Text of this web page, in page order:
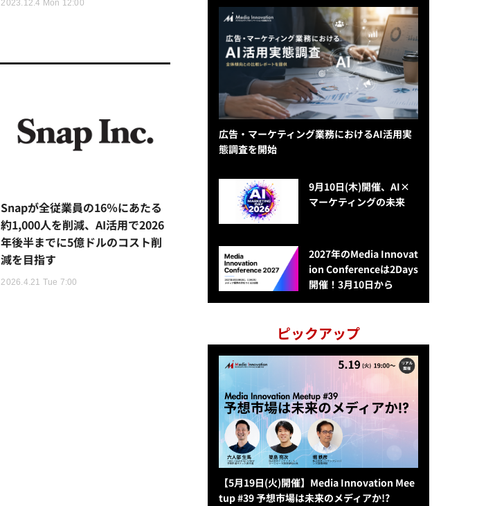
2023.12.4 Mon 12:00
Snapが全従業員の16％にあたる
約1,000人を削減、AI活用で2026
年後半までに5億ドルのコスト削
減を目指す
2026.4.21 Tue 7:00
広告・マーケティング業務におけるAI活用実
態調査を開始
9月10日(木)開催、AI×
マーケティングの未来
2027年のMedia Innovat
ion Conferenceは2Days
開催！3月10日から
ピックアップ
【5月19日(火)開催】Media Innovation Mee
tup #39 予想市場は未来のメディアか!?